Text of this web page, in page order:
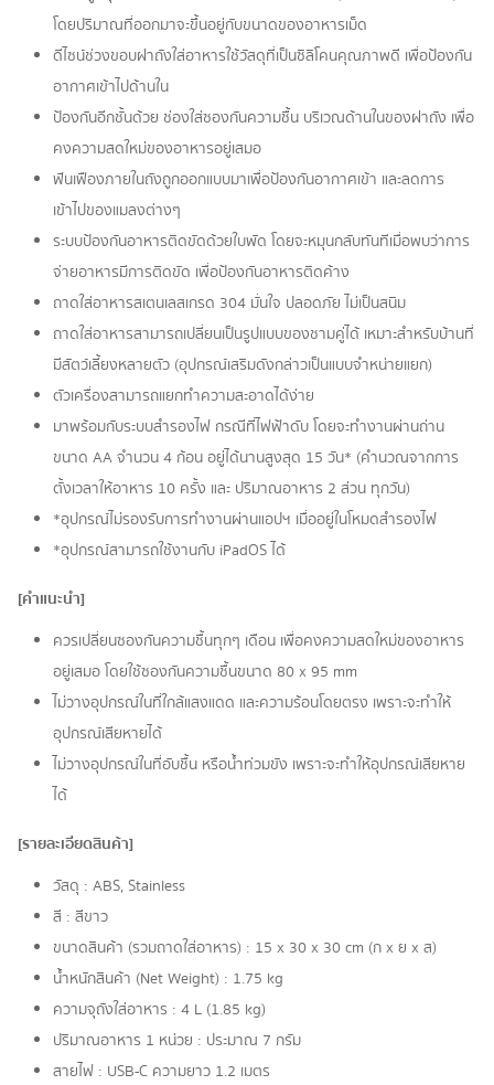
โดยปริมาณที่ออกมาจะขึ้นอยู่กับขนาดของอาหารเม็ด
ดีไซน์ช่วงขอบฝาถังใส่อาหารใช้วัสดุที่เป็นซิลิโคนคุณภาพดี เพื่อป้องกัน
อากาศเข้าไปด้านใน
ป้องกันอีกชั้นด้วย ช่องใส่ซองกันความชื้น บริเวณด้านในของฝาถัง เพื่อ
คงความสดใหม่ของอาหารอยู่เสมอ
ฟันเฟืองภายในถังถูกออกแบบมาเพื่อป้องกันอากาศเข้า และลดการ
เข้าไปของแมลงต่างๆ
ระบบป้องกันอาหารติดขัดด้วยใบพัด โดยจะหมุนกลับทันทีเมื่อพบว่าการ
จ่ายอาหารมีการติดขัด เพื่อป้องกันอาหารติดค้าง
ถาดใส่อาหารสเตนเลสเกรด 304 มั่นใจ ปลอดภัย ไม่เป็นสนิม
ถาดใส่อาหารสามารถเปลี่ยนเป็นรูปแบบของชามคู่ได้ เหมาะสำหรับบ้านที่
มีสัตว์เลี้ยงหลายตัว (อุปกรณ์เสริมดังกล่าวเป็นแบบจำหน่ายแยก)
ตัวเครื่องสามารถแยกทำความสะอาดได้ง่าย
มาพร้อมกับระบบสำรองไฟ กรณีที่ไฟฟ้าดับ โดยจะทำงานผ่านถ่าน
ขนาด AA จำนวน 4 ก้อน อยู่ได้นานสูงสุด 15 วัน* (คำนวณจากการ
ตั้งเวลาให้อาหาร 10 ครั้ง และ ปริมาณอาหาร 2 ส่วน ทุกวัน)
*อุปกรณ์ไม่รองรับการทำงานผ่านแอปฯ เมื่ออยู่ในโหมดสำรองไฟ
*อุปกรณ์สามารถใช้งานกับ iPadOS ได้
[คำแนะนำ]
ควรเปลี่ยนซองกันความชื้นทุกๆ เดือน เพื่อคงความสดใหม่ของอาหาร
อยู่เสมอ โดยใช้ซองกันความชื้นขนาด 80 x 95 mm
ไม่วางอุปกรณ์ในที่ใกล้แสงแดด และความร้อนโดยตรง เพราะจะทำให้
อุปกรณ์เสียหายได้
ไม่วางอุปกรณ์ในที่อับชื้น หรือน้ำท่วมขัง เพราะจะทำให้อุปกรณ์เสียหาย
ได้
[รายละเอียดสินค้า]
วัสดุ : ABS, Stainless
สี : สีขาว
ขนาดสินค้า (รวมถาดใส่อาหาร) : 15 x 30 x 30 cm (ก x ย x ส)
น้ำหนักสินค้า (Net Weight) : 1.75 kg
ความจุถังใส่อาหาร : 4 L (1.85 kg)
ปริมาณอาหาร 1 หน่วย : ประมาณ 7 กรัม
สายไฟ : USB-C ความยาว 1.2 เมตร